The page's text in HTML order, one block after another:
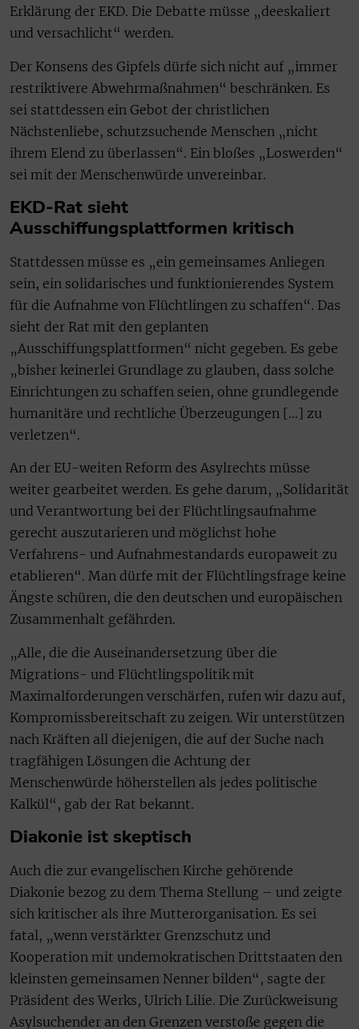
Erklärung der EKD. Die Debatte müsse „deeskaliert
und versachlicht“ werden.
Der Konsens des Gipfels dürfe sich nicht auf „immer
restriktivere Abwehrmaßnahmen“ beschränken. Es
sei stattdessen ein Gebot der christlichen
Nächstenliebe, schutzsuchende Menschen „nicht
ihrem Elend zu überlassen“. Ein bloßes „Loswerden“
sei mit der Menschenwürde unvereinbar.
EKD-Rat sieht
Ausschiffungsplattformen kritisch
Stattdessen müsse es „ein gemeinsames Anliegen
sein, ein solidarisches und funktionierendes System
für die Aufnahme von Flüchtlingen zu schaffen“. Das
sieht der Rat mit den geplanten
„Ausschiffungsplattformen“ nicht gegeben. Es gebe
„bisher keinerlei Grundlage zu glauben, dass solche
Einrichtungen zu schaffen seien, ohne grundlegende
humanitäre und rechtliche Überzeugungen […] zu
verletzen“.
An der EU-weiten Reform des Asylrechts müsse
weiter gearbeitet werden. Es gehe darum, „Solidarität
und Verantwortung bei der Flüchtlingsaufnahme
gerecht auszutarieren und möglichst hohe
Verfahrens- und Aufnahmestandards europaweit zu
etablieren“. Man dürfe mit der Flüchtlingsfrage keine
Ängste schüren, die den deutschen und europäischen
Zusammenhalt gefährden.
„Alle, die die Auseinandersetzung über die
Migrations- und Flüchtlingspolitik mit
Maximalforderungen verschärfen, rufen wir dazu auf,
Kompromissbereitschaft zu zeigen. Wir unterstützen
nach Kräften all diejenigen, die auf der Suche nach
tragfähigen Lösungen die Achtung der
Menschenwürde höherstellen als jedes politische
Kalkül“, gab der Rat bekannt.
Diakonie ist skeptisch
Auch die zur evangelischen Kirche gehörende
Diakonie bezog zu dem Thema Stellung – und zeigte
sich kritischer als ihre Mutterorganisation. Es sei
fatal, „wenn verstärkter Grenzschutz und
Kooperation mit undemokratischen Drittstaaten den
kleinsten gemeinsamen Nenner bilden“, sagte der
Präsident des Werks, Ulrich Lilie. Die Zurückweisung
Asylsuchender an den Grenzen verstoße gegen die